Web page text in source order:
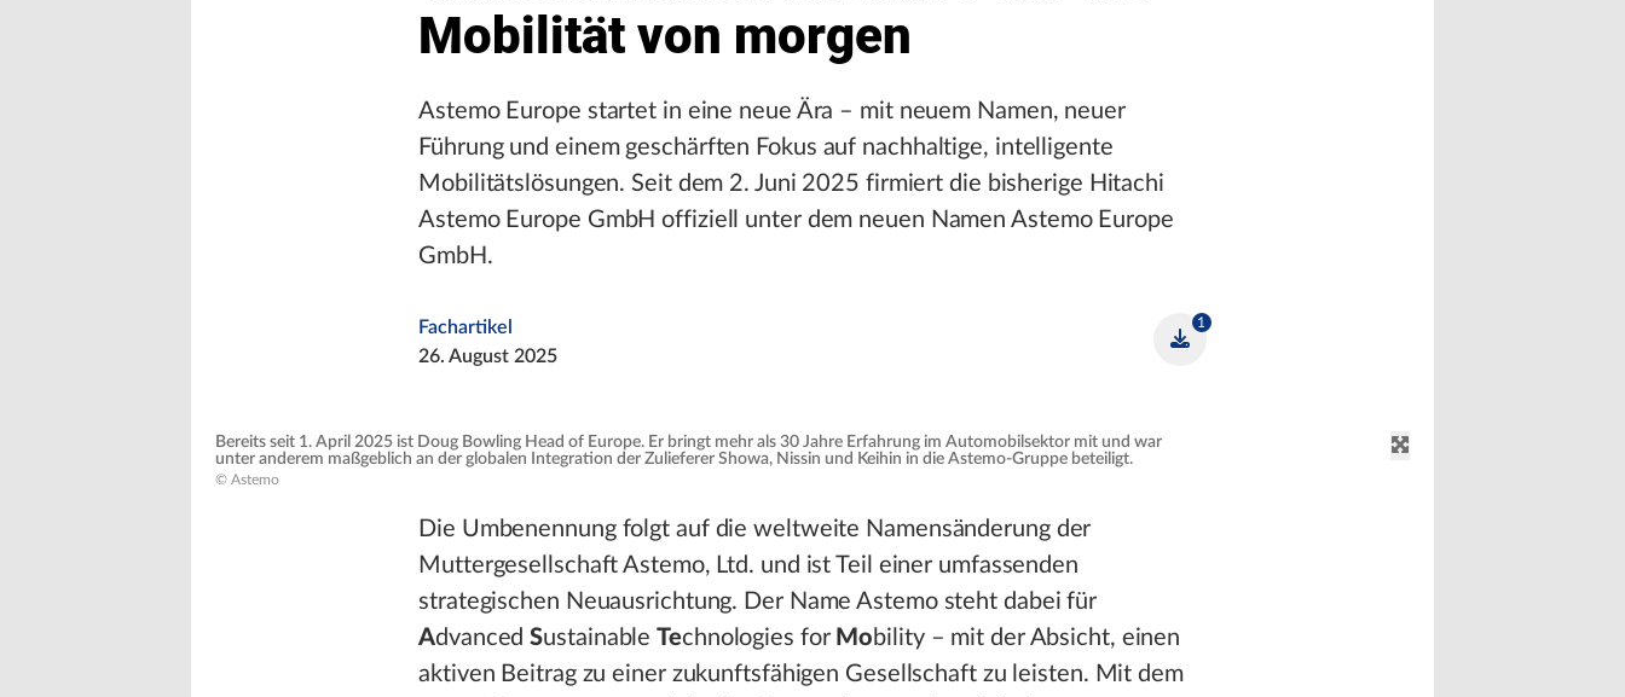
Mobilität von morgen
Astemo Europe startet in eine neue Ära – mit neuem Namen, neuer
Führung und einem geschärften Fokus auf nachhaltige, intelligente
Mobilitätslösungen. Seit dem 2. Juni 2025 firmiert die bisherige Hitachi
Astemo Europe GmbH offiziell unter dem neuen Namen Astemo Europe
GmbH.
Fachartikel
26. August 2025
1
Bereits seit 1. April 2025 ist Doug Bowling Head of Europe. Er bringt mehr als 30 Jahre Erfahrung im Automobilsektor mit und war
unter anderem maßgeblich an der globalen Integration der Zulieferer Showa, Nissin und Keihin in die Astemo-Gruppe beteiligt.
© Astemo
Die Umbenennung folgt auf die weltweite Namensänderung der
Muttergesellschaft Astemo, Ltd. und ist Teil einer umfassenden
strategischen Neuausrichtung. Der Name Astemo steht dabei für
AdvancedSustainableTechnologies for Mo bility – mit der Absicht, einen
aktiven Beitrag zu einer zukunftsfähigen Gesellschaft zu leisten. Mit dem